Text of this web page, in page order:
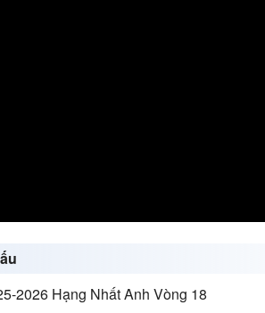
2026 Hạng Nhất Anh Vòng 18